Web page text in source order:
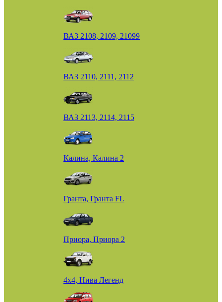
ВАЗ 2108, 2109, 21099
ВАЗ 2110, 2111, 2112
ВАЗ 2113, 2114, 2115
Калина, Калина 2
Гранта, Гранта FL
Приора, Приора 2
4х4, Нива Легенд